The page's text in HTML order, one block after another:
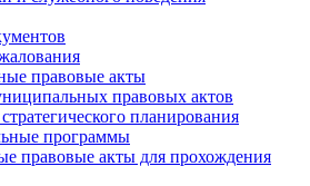
правовые акты
правовых актов
планирования
программы
правовые акты для прохождения